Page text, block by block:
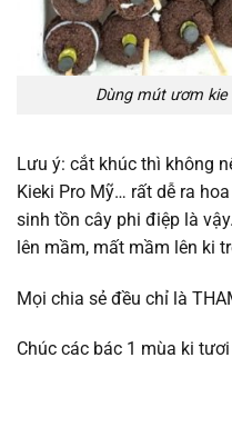
Dùng mút ươm
Lưu ý: cắt khúc thì không
Kieki Pro Mỹ… rất dễ ra
sinh tồn cây phi điệp là
lên mầm, mất mầm lên ki
Mọi chia sẻ đều chỉ là
Chúc các bác 1 mùa ki